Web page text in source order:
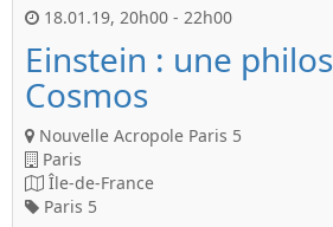
18.01.19, 20h00 - 22h00
Einstein : une
Cosmos
Nouvelle Acropole Paris 5
Paris
Île-de-France
Paris 5